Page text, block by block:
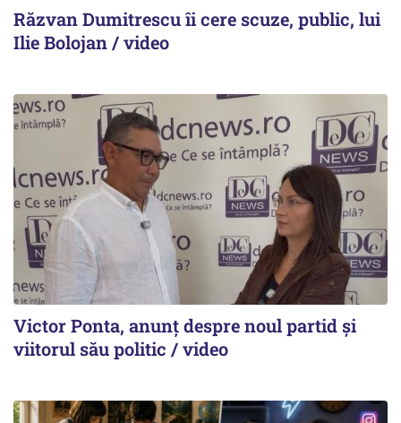
Răzvan Dumitrescu îi cere scuze, public, lui
Ilie Bolojan / video
Victor Ponta, anunț despre noul partid și
viitorul său politic / video